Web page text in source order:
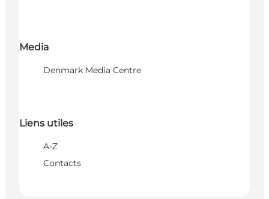
Media
Denmark Media Centre
Liens utiles
A-Z
Contacts